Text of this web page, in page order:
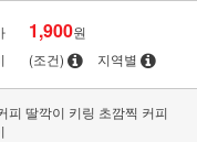
1,900원
(조건) 지역별
피 딸깍이 키링 초깜찍 커피